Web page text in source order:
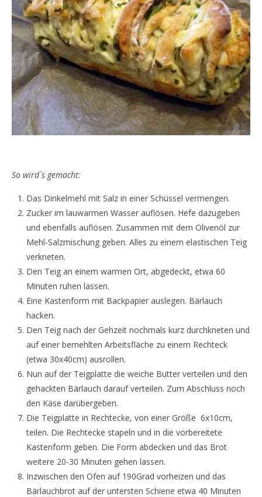
So wird`s gemacht:
Das Dinkelmehl mit Salz in einer Schüssel vermengen.
Zucker im lauwarmen Wasser auflösen. Hefe dazugeben
und ebenfalls auflösen. Zusammen mit dem Olivenöl zur
Mehl-Salzmischung geben. Alles zu einem elastischen Teig
verkneten.
Den Teig an einem warmen Ort, abgedeckt, etwa 60
Minuten ruhen lassen.
Eine Kastenform mit Backpapier auslegen. Bärlauch
hacken.
Den Teig nach der Gehzeit nochmals kurz durchkneten und
auf einer bemehlten Arbeitsfläche zu einem Rechteck
(etwa 30x40cm) ausrollen.
Nun auf der Teigplatte die weiche Butter verteilen und den
gehackten Bärlauch darauf verteilen. Zum Abschluss noch
den Käse darübergeben.
Die Teigplatte in Rechtecke, von einer Größe 6x10cm,
teilen. Die Rechtecke stapeln und in die vorbereitete
Kastenform geben. Die Form abdecken und das Brot
weitere 20-30 Minuten gehen lassen.
Inzwischen den Ofen auf 190Grad vorheizen und das
Bärlauchbrot auf der untersten Schiene etwa 40 Minuten